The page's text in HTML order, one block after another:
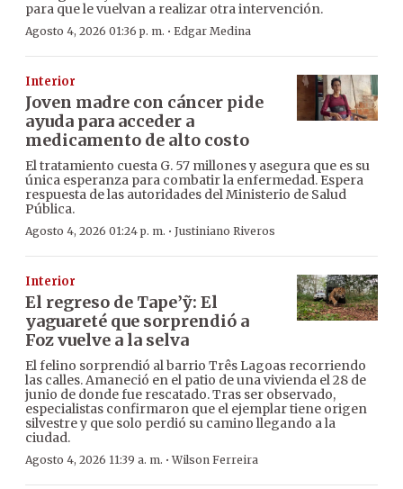
para que le vuelvan a realizar otra intervención.
Agosto 4, 2026 01:36 p. m. · Edgar Medina
Interior
Joven madre con cáncer pide
ayuda para acceder a
medicamento de alto costo
El tratamiento cuesta G. 57 millones y asegura que es su
única esperanza para combatir la enfermedad. Espera
respuesta de las autoridades del Ministerio de Salud
Pública.
Agosto 4, 2026 01:24 p. m. · Justiniano Riveros
Interior
El regreso de Tape’ỹ: El
yaguareté que sorprendió a
Foz vuelve a la selva
El felino sorprendió al barrio Três Lagoas recorriendo
las calles. Amaneció en el patio de una vivienda el 28 de
junio de donde fue rescatado. Tras ser observado,
especialistas confirmaron que el ejemplar tiene origen
silvestre y que solo perdió su camino llegando a la
ciudad.
Agosto 4, 2026 11:39 a. m. ·Wilson Ferreira